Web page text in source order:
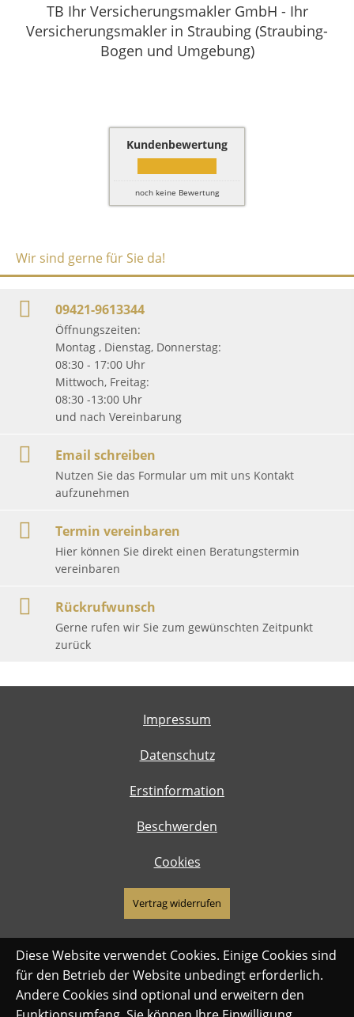
TB Ihr Versicherungsmakler GmbH - Ihr
Versicherungsmakler in Straubing (Straubing-
Bogen und Umgebung)
Kundenbewertung
noch keine Bewertung
Wir sind gerne für Sie da!
09421-9613344
Öffnungszeiten:
Montag , Dienstag, Donnerstag:
08:30 - 17:00 Uhr
Mittwoch, Freitag:
08:30 -13:00 Uhr
und nach Vereinbarung
Email schreiben
Nutzen Sie das Formular um mit uns Kontakt
aufzunehmen
Termin vereinbaren
Hier können Sie direkt einen Beratungstermin
vereinbaren
Rückrufwunsch
Gerne rufen wir Sie zum gewünschten Zeitpunkt
zurück
Impressum
Datenschutz
Erstinformation
Beschwerden
Cookies
Vertrag widerrufen
Diese Website verwendet Cookies. Einige Cookies sind
für den Betrieb der Website unbedingt erforderlich.
Andere Cookies sind optional und erweitern den